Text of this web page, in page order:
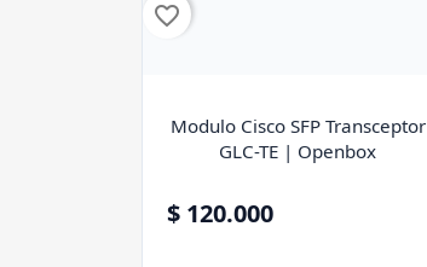
favorite_border
Modulo Cisco SFP Transceptor
GLC-TE | Openbox
$ 120.000